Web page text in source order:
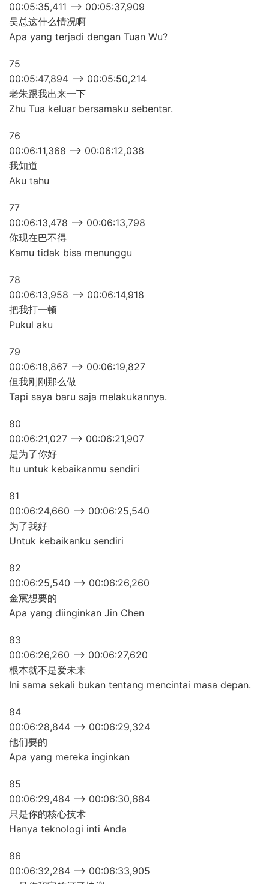
00:05:35,411 –> 00:05:37,909
吴总这什么情况啊
Apa yang terjadi dengan Tuan Wu?
75
00:05:47,894 –> 00:05:50,214
老朱跟我出来一下
Zhu Tua keluar bersamaku sebentar.
76
00:06:11,368 –> 00:06:12,038
我知道
Aku tahu
77
00:06:13,478 –> 00:06:13,798
你现在巴不得
Kamu tidak bisa menunggu
78
00:06:13,958 –> 00:06:14,918
把我打一顿
Pukul aku
79
00:06:18,867 –> 00:06:19,827
但我刚刚那么做
Tapi saya baru saja melakukannya.
80
00:06:21,027 –> 00:06:21,907
是为了你好
Itu untuk kebaikanmu sendiri
81
00:06:24,660 –> 00:06:25,540
为了我好
Untuk kebaikanku sendiri
82
00:06:25,540 –> 00:06:26,260
金宸想要的
Apa yang diinginkan Jin Chen
83
00:06:26,260 –> 00:06:27,620
根本就不是爱未来
Ini sama sekali bukan tentang mencintai masa depan.
84
00:06:28,844 –> 00:06:29,324
他们要的
Apa yang mereka inginkan
85
00:06:29,484 –> 00:06:30,684
只是你的核心技术
Hanya teknologi inti Anda
86
00:06:32,284 –> 00:06:33,905